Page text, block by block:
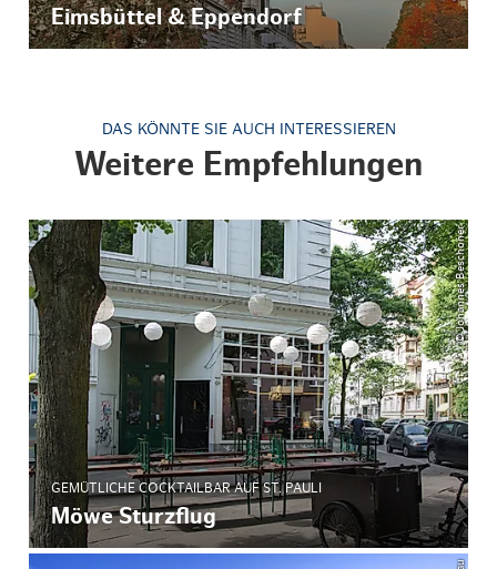
Eimsbüttel & Eppendorf
DAS KÖNNTE SIE AUCH INTERESSIEREN
Weitere Empfehlungen
© Johannes Beschoner
GEMÜTLICHE COCKTAILBAR AUF ST. PAULI
Möwe Sturzflug